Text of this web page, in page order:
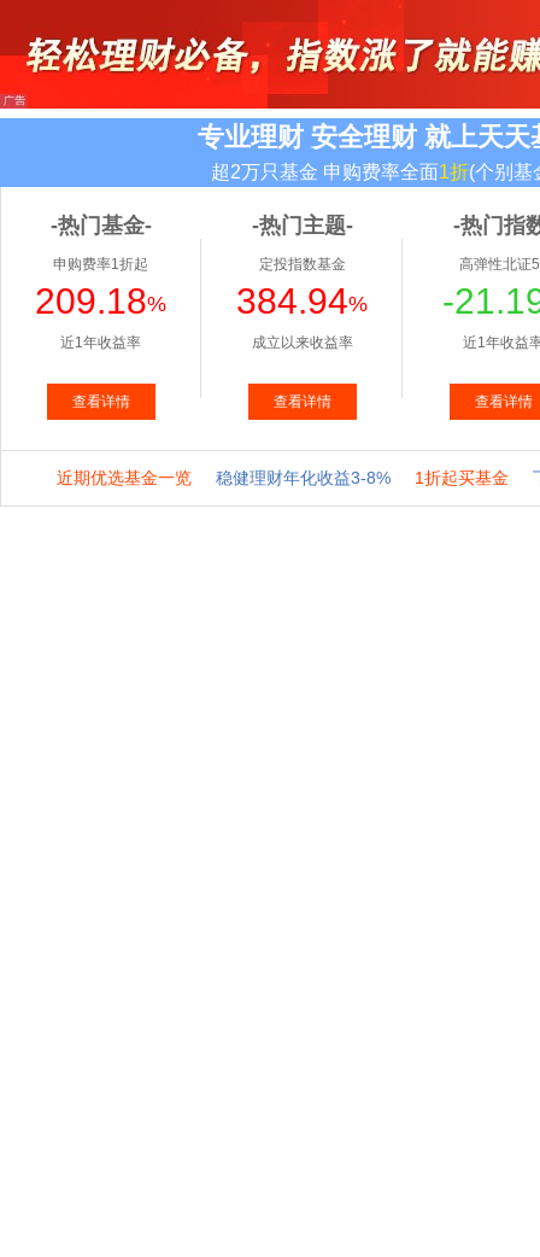
专业理财 安全理财 就上天天
超2万只基金 申购费率全面1折(个别基
-热门基金-
申购费率1折起
209.18%
近1年收益率
查看详情
-热门主题-
定投指数基金
384.94%
成立以来收益率
查看详情
-热门指
高弹性北证
-
近1年收益
查看详情
近期优选基金一览 稳健理财年化收益3-8% 1折起买基金